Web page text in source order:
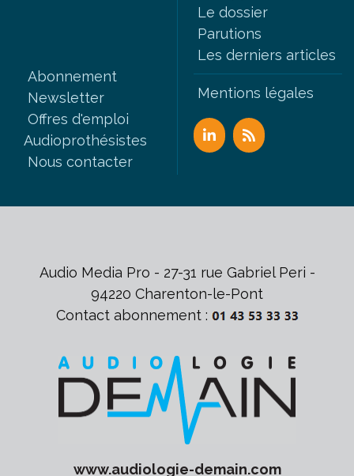
Le dossier
Parutions
Les derniers articles
Abonnement
Newsletter
Offres d'emploi
Audioprothésistes
Nous contacter
Mentions légales
Audio Media Pro - 27-31 rue Gabriel Peri -
94220 Charenton-le-Pont
Contact abonnement :
www.audiologie-demain.com